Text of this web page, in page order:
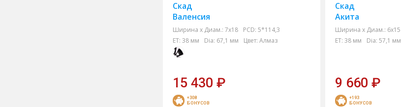
Скад
Валенсия
Ширина х Диам.: 7x18 PCD: 5*114,3
ET: 38 мм Dia: 67,1 мм Цвет: Алмаз
15 430 ₽
+308
БОНУСОВ
Скад
Акита
Ширина х Диам.: 6x15
ET: 38 мм Dia: 57,1 мм
9 660₽
+193
БОНУСОВ